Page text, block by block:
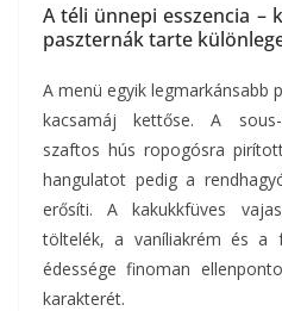
A téli ünnepi esszencia –
paszternák tarte
A menü egyik legmarkánsabb
kacsamáj kettőse. A
szaftos hús ropogósra
hangulatot pedig a
erősíti. A kakukkfüves
töltelék, a vaníliakrém és a
édessége finoman
karakterét.